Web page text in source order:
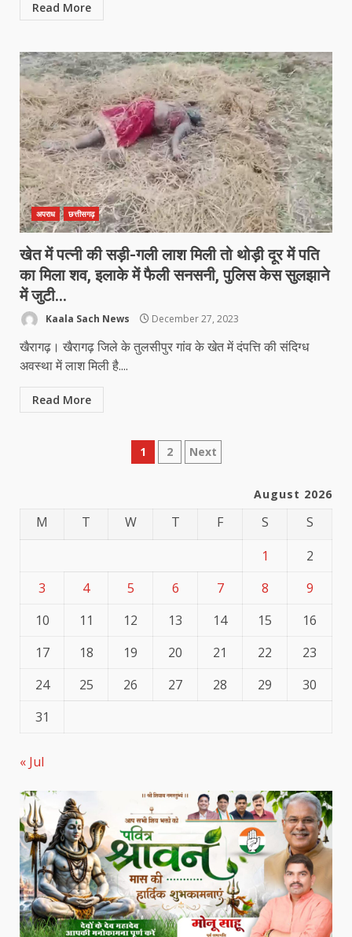
Read More
अपराध छत्तीसगढ़
खेत में पत्नी की सड़ी-गली लाश मिली तो थोड़ी दूर में पति
का मिला शव, इलाके में फैली सनसनी, पुलिस केस सुलझाने
में जुटी…
Kaala Sach News December 27, 2023
खैरागढ़। खैरागढ़ जिले के तुलसीपुर गांव के खेत में दंपत्ति की संदिग्ध
अवस्था में लाश मिली है....
Read More
Posts
1 2 Next
August 2026
M T W T F S
S
1
2
3
4 5 6 7 8
9
10
11 12 13 14 15
16
17
18 19 20 21 22
23
24
25 26 27 28 29
30
31
« Jul